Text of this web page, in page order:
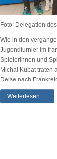
Foto: Delegation
Wie in den
Jugendturnier im
Spielerinnen und
Michal Kubat traten
Reise nach
Weiterlesen …